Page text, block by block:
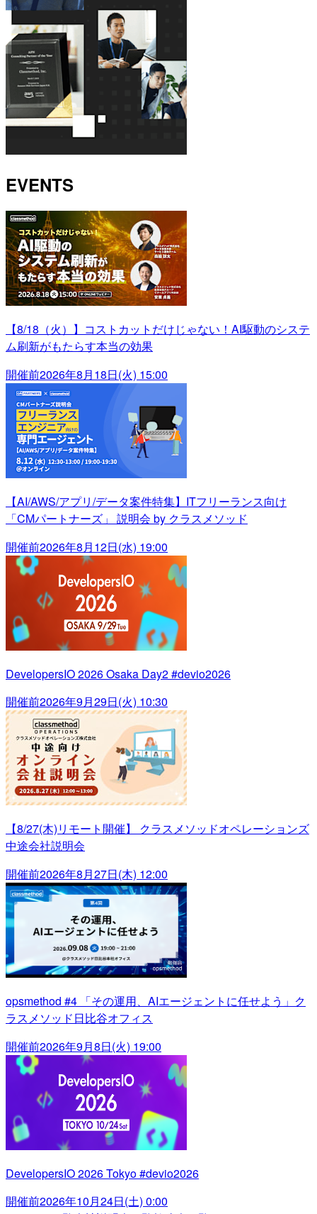
EVENTS
【8/18（火）】コストカットだけじゃない！AI駆動のシステ
ム刷新がもたらす本当の効果
開催前2026年8月18日(火) 15:00
【AI/AWS/アプリ/データ案件特集】ITフリーランス向け
「CMパートナーズ」 説明会 by クラスメソッド
開催前2026年8月12日(水) 19:00
DevelopersIO 2026 Osaka Day2 #devio2026
開催前2026年9月29日(火) 10:30
【8/27(木)リモート開催】 クラスメソッドオペレーションズ
中途会社説明会
開催前2026年8月27日(木) 12:00
opsmethod #4 「その運用、AIエージェントに任せよう」ク
ラスメソッド日比谷オフィス
開催前2026年9月8日(火) 19:00
DevelopersIO 2026 Tokyo #devio2026
開催前2026年10月24日(土) 0:00